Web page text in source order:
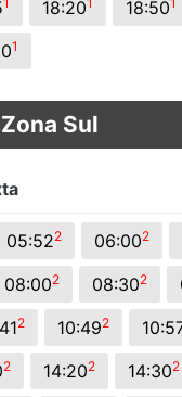
18:20 18:50
1
Sul
05:522 06:002
08:002 08:302
2 10:492
2 14:202 14:302